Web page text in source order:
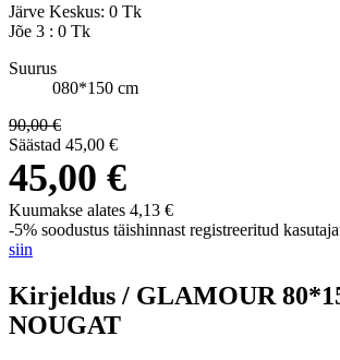
Järve Keskus: 0 Tk
Jõe 3 : 0 Tk
Suurus
080*150 cm
90,00 €
Säästad 45,00 €
45,00 €
Kuumakse alates 4,13 €
-5% soodustus täishinnast registreeritud
siin
Kirjeldus / GLAMOUR
NOUGAT